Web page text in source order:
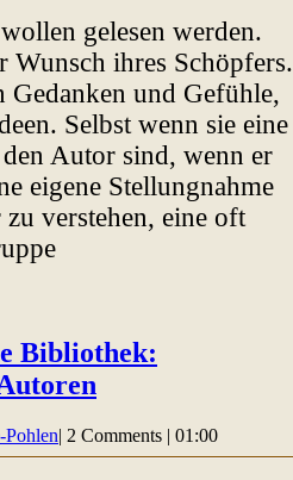
der
gelesen werden.
Wunsch ihres Schöpfers.
Gedanken und Gefühle,
Selbst wenn sie eine
Autor sind, wenn er
eigene Stellungnahme
verstehen, eine oft
Bibliothek:
Bibliothek:
PohlenMartina
Sevecke-
| 2 Comments | 01:00